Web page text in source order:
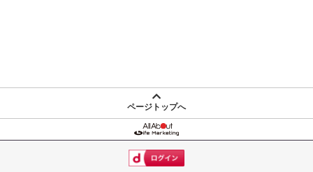
ページトップへ